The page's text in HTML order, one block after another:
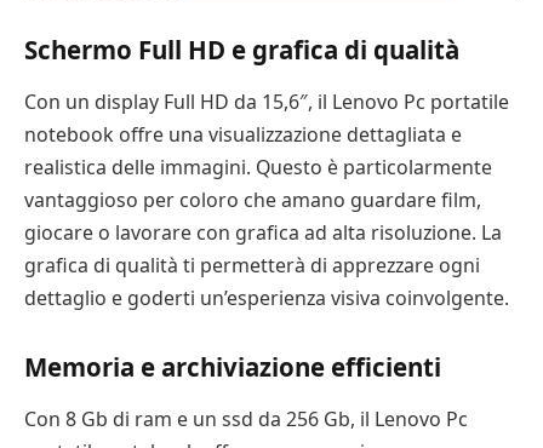
Schermo Full HD e grafica di qualità
Con un display Full HD da 15,6″, il Lenovo Pc portatile
notebook offre una visualizzazione dettagliata e
realistica delle immagini. Questo è particolarmente
vantaggioso per coloro che amano guardare film,
giocare o lavorare con grafica ad alta risoluzione. La
grafica di qualità ti permetterà di apprezzare ogni
dettaglio e goderti un’esperienza visiva coinvolgente.
Memoria e archiviazione efficienti
Con 8 Gb di ram e un ssd da 256 Gb, il Lenovo Pc